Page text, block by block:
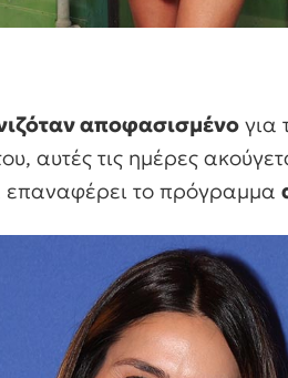
αποφασισμένο για
αυτές τις ημέρες
επαναφέρει το πρόγραμμα